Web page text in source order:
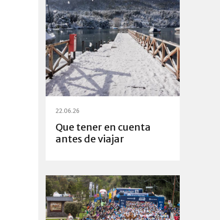
22.06.26
Que tener en cuenta
antes de viajar